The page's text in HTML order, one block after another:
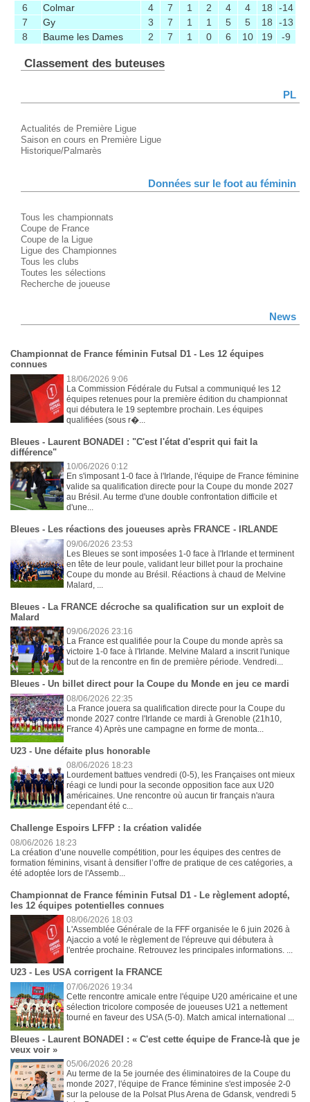
6
Colmar 4 7 1 2 4 4 18
-14
7
Gy 3 7 1 1 5 5 18
-13
8
Baume les Dames 2 7 1 0 6 10 19 -9
Classement des buteuses
PL
Actualités de Première Ligue
Saison en cours en Première Ligue
Historique/Palmarès
Données sur le foot au féminin
Tous les championnats
Coupe de France
Coupe de la Ligue
Ligue des Championnes
Tous les clubs
Toutes les sélections
Recherche de joueuse
News
Championnat de France féminin Futsal D1 - Les 12 équipes
connues
18/06/2026 9:06
La Commission Fédérale du Futsal a communiqué les 12
équipes retenues pour la première édition du championnat
qui débutera le 19 septembre prochain. Les équipes
qualifiées (sous r�...
Bleues - Laurent BONADEI : "C'est l'état d'esprit qui fait la
différence"
10/06/2026 0:12
En s'imposant 1-0 face à l'Irlande, l'équipe de France féminine
valide sa qualification directe pour la Coupe du monde 2027
au Brésil. Au terme d'une double confrontation difficile et
d'une...
Bleues - Les réactions des joueuses après FRANCE - IRLANDE
09/06/2026 23:53
Les Bleues se sont imposées 1-0 face à l'Irlande et terminent
en tête de leur poule, validant leur billet pour la prochaine
Coupe du monde au Brésil. Réactions à chaud de Melvine
Malard, ...
Bleues - La FRANCE décroche sa qualification sur un exploit de
Malard
09/06/2026 23:16
La France est qualifiée pour la Coupe du monde après sa
victoire 1-0 face à l'Irlande. Melvine Malard a inscrit l'unique
but de la rencontre en fin de première période. Vendredi...
Bleues - Un billet direct pour la Coupe du Monde en jeu ce mardi
08/06/2026 22:35
La France jouera sa qualification directe pour la Coupe du
monde 2027 contre l'Irlande ce mardi à Grenoble (21h10,
France 4) Après une campagne en forme de monta...
U23 - Une défaite plus honorable
08/06/2026 18:23
Lourdement battues vendredi (0-5), les Françaises ont mieux
réagi ce lundi pour la seconde opposition face aux U20
américaines. Une rencontre où aucun tir français n'aura
cependant été c...
Challenge Espoirs LFFP : la création validée
08/06/2026 18:23
La création d’une nouvelle compétition, pour les équipes des centres de
formation féminins, visant à densifier l’offre de pratique de ces catégories, a
été adoptée lors de l'Assemb...
Championnat de France féminin Futsal D1 - Le règlement adopté,
les 12 équipes potentielles connues
08/06/2026 18:03
L'Assemblée Générale de la FFF organisée le 6 juin 2026 à
Ajaccio a voté le règlement de l'épreuve qui débutera à
l'entrée prochaine. Retrouvez les principales informations. ...
U23 - Les USA corrigent la FRANCE
07/06/2026 19:34
Cette rencontre amicale entre l'équipe U20 américaine et une
sélection tricolore composée de joueuses U21 a nettement
tourné en faveur des USA (5-0). Match amical international ...
Bleues - Laurent BONADEI : « C'est cette équipe de France-là que je
veux voir »
05/06/2026 20:28
Au terme de la 5e journée des éliminatoires de la Coupe du
monde 2027, l'équipe de France féminine s'est imposée 2-0
sur la pelouse de la Polsat Plus Arena de Gdansk, vendredi 5